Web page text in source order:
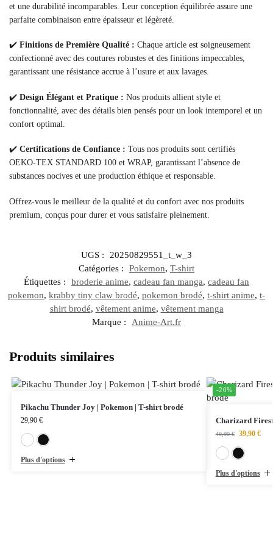
et une durabilité incomparables. Leur conception équilibrée assure une
parfaite combinaison entre épaisseur et légèreté.
✔️ Finitions de Première Qualité : Chaque article est soigneusement
confectionné avec des coutures robustes et des finitions impeccables,
garantissant une résistance accrue à l’usure et aux lavages.
✔️ Design Élégant et Pratique : Nos produits allient style et
fonctionnalité, avec des détails bien pensés pour un look intemporel et un
confort optimal.
✔️ Certifications de Confiance : Tous nos produits sont certifiés
OEKO-TEX STANDARD 100 et WRAP, garantissant l’absence de
substances nocives et une production éthique et responsable.
Offrez-vous le meilleur de la qualité et du confort avec nos produits
premium, conçus pour durer et vous satisfaire pleinement.
UGS :
20250829551_t_w_3
Catégories :
Pokemon, T-shirt
Étiquettes :
broderie anime, cadeau fan manga, cadeau fan
pokemon, krabby tiny claw brodé, pokemon brodé, t-shirt anime, t-
shirt brodé, vêtement anime, vêtement manga
Marque :
Anime-Art.fr
Produits similaires
Pikachu Thunder Joy | Pokemon | T-shirt brodé
29,90 €
Plus d'options
-20%
Charizard
49,90€ 39,90 €
Plus d'options